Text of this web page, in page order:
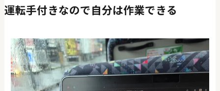
運転手付きなので自分は作業できる